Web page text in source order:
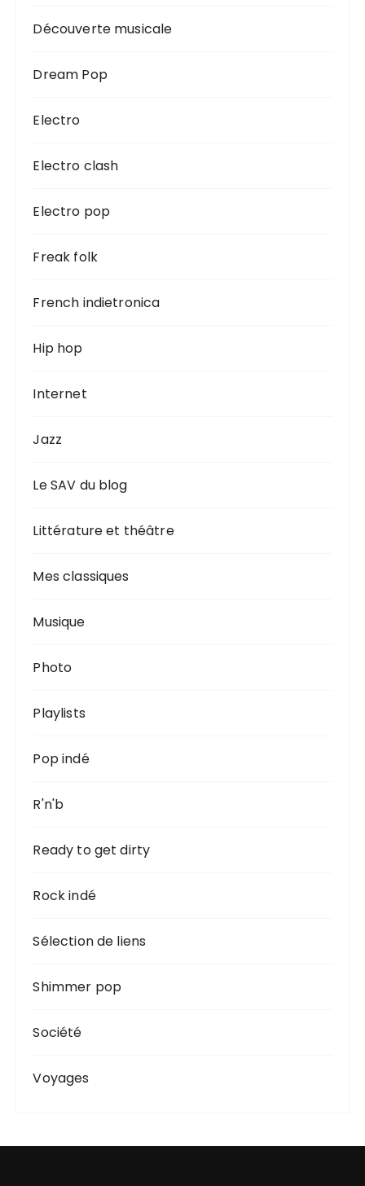
Découverte musicale
Dream Pop
Electro
Electro clash
Electro pop
Freak folk
French indietronica
Hip hop
Internet
Jazz
Le SAV du blog
Littérature et théâtre
Mes classiques
Musique
Photo
Playlists
Pop indé
R'n'b
Ready to get dirty
Rock indé
Sélection de liens
Shimmer pop
Société
Voyages